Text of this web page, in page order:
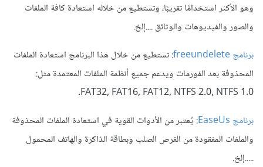
وهو الأكثر استخدامًا تقريبًا، وتستطيع من خلاله استعادة كافة الملفات
والصور والفيديوهات والوثائق ....إلخ.
برنامج freeundelete
: تستطيع من خلال هذا البرنامج استعادة الملفات
المحذوفة بعد الفورمات ويدعم جميع أنظمة الملفات المعتمدة مثل:
FAT32, FAT16, FAT12, NTFS 2.0, NTFS 1.0.
برنامج EaseUs
: يُعتبر من الأدوات القوية في استعادة الملفات المحذوفة
والملفات المفقودة من القرص الصلب وبطاقة الذاكرة والهاتف المحمول
.....إلخ.